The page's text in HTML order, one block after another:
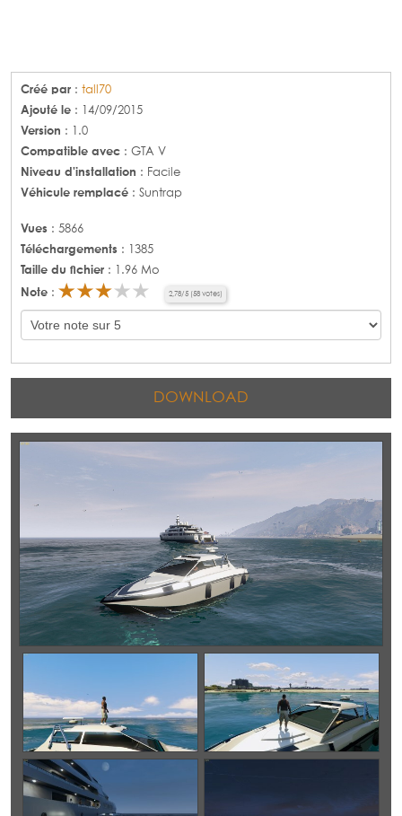
Créé par : tall70
Ajouté le : 14/09/2015
Version : 1.0
Compatible avec : GTA V
Niveau d'installation : Facile
Véhicule remplacé : Suntrap
Vues : 5866
Téléchargements : 1385
Taille du fichier : 1.96 Mo
Note : 2,78/5 58 votes)
DOWNLOAD